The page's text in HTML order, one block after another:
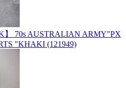
】 70s AUSTRALIAN ARMY"PX
"KHAKI (121949)